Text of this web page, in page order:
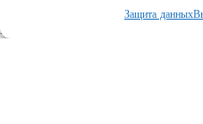
Защита данных
Поиск